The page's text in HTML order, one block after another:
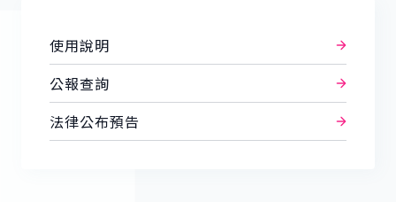
使用說明
公報查詢
法律公布預告